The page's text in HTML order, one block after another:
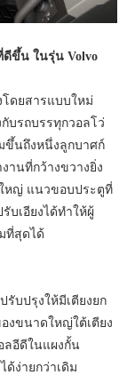
ดีขึ้น ในรุ่น Volvo
โดยสารแบบใหม่
บรถบรรทุกวอลโว่
ขึ้นถึงหนึ่งลูกบาศก์
านที่กว้างขวางยิ่ง
หญ่ แนวขอบประตูที่
บเอียงได้ทำให้ผู้
ที่สุดได้
รับปรุงให้มีเตียงยก
งขนาดใหญ่ใต้เตียง
ลอีดีในแผงกั้น
ด้ง่ายกว่าเดิม